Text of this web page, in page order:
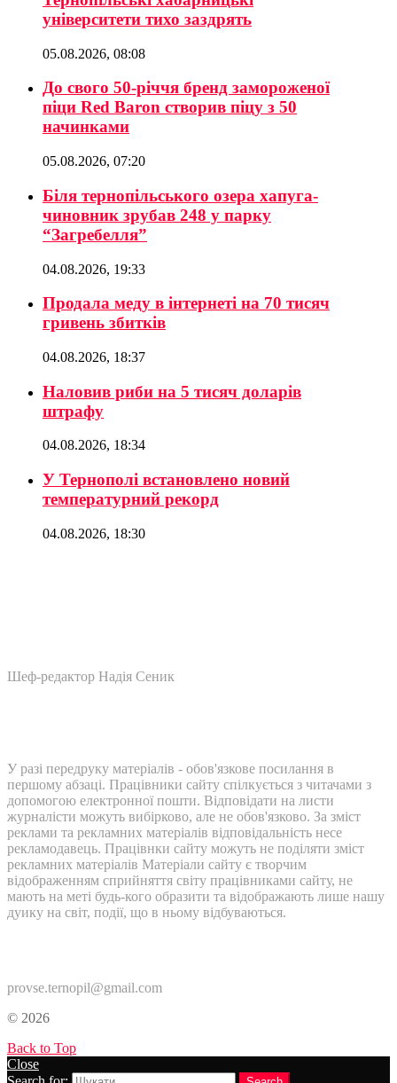
університети тихо заздрять
05.08.2026, 08:08
До свого 50-річчя бренд замороженої
піци Red Baron створив піцу з 50
начинками
05.08.2026, 07:20
Біля тернопільського озера хапуга-
чиновник зрубав 248 у парку
“Загребелля”
04.08.2026, 19:33
Продала меду в інтернеті на 70 тисяч
гривень збитків
04.08.2026, 18:37
Наловив риби на 5 тисяч доларів
штрафу
04.08.2026, 18:34
У Тернополі встановлено новий
температурний рекорд
04.08.2026, 18:30
Шеф-редактор Надія Сеник
У разі передруку матеріалів - обов'язкове посилання в
першому абзаці. Працівники сайту спілкується з читачами з
допомогою електронної пошти. Відповідати на листи
журналісти можуть вибірково, але не обов'язково. За зміст
реклами та рекламних матеріалів відповідальність несе
рекламодавець. Працівнки сайту можуть не поділяти зміст
рекламних матеріалів Матеріали сайту є творчим
відображенням сприйняття світу працівниками сайту, не
мають на меті будь-кого образити та відображають лише нашу
дуику на світ, події, що в ньому відбуваються.
provse.ternopil@gmail.com
© 2026
Back to Top
Close